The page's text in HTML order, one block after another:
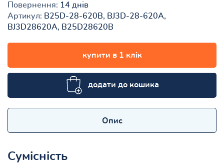
Повернення: 14 днів
Артикул: B25D-28-620B, BJ3D-28-620A,
BJ3D28620A, B25D28620B
купити в 1 клік
додати до кошика
Опис
Сумісність